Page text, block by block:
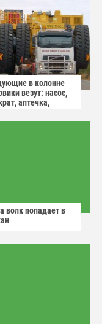
в колонне
везут: насос,
аптечка,
волк попадает в